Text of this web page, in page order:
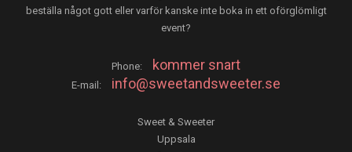
beställa något gott eller varför kanske inte boka in ett oförglömligt
event?
Phone: kommer snart
E-mail: info@sweetandsweeter.se
Sweet & Sweeter
Uppsala